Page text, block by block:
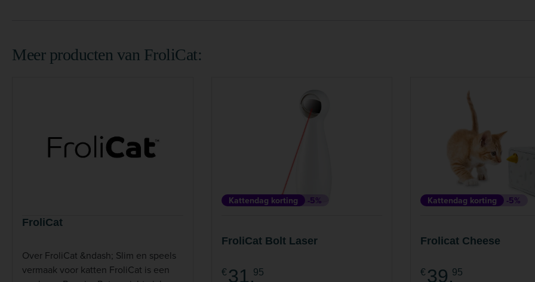
Meer producten van FroliCat:
FroliCat
Over FroliCat &ndash; Slim en speels
vermaak voor katten FroliCat is een
Kattendag korting -5%
FroliCat Bolt Laser
€ 31,95
Kattendag korting -5%
Frolicat Cheese
€ 39,95